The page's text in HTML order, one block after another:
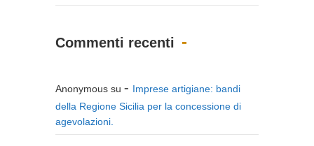
Commenti recenti
Anonymous su
Imprese artigiane: bandi
della Regione Sicilia per la concessione di
agevolazioni.